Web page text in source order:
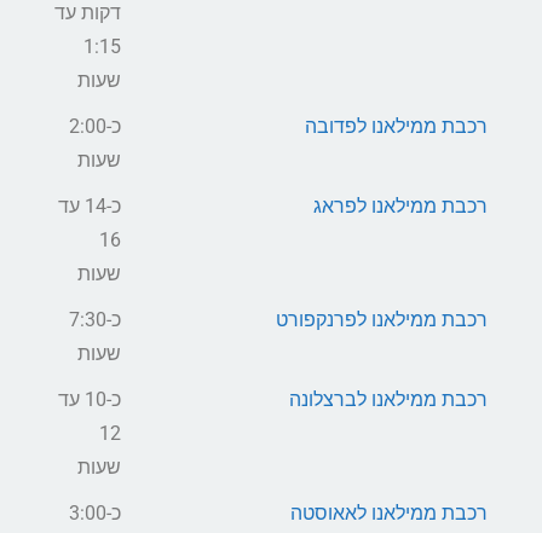
דקות עד
1:15
שעות
רכבת ממילאנו לפדובה
כ-2:00
שעות
רכבת ממילאנו לפראג
כ-14 עד
16
שעות
רכבת ממילאנו לפרנקפורט
כ-7:30
שעות
רכבת ממילאנו לברצלונה
כ-10 עד
12
שעות
רכבת ממילאנו לאאוסטה
כ-3:00